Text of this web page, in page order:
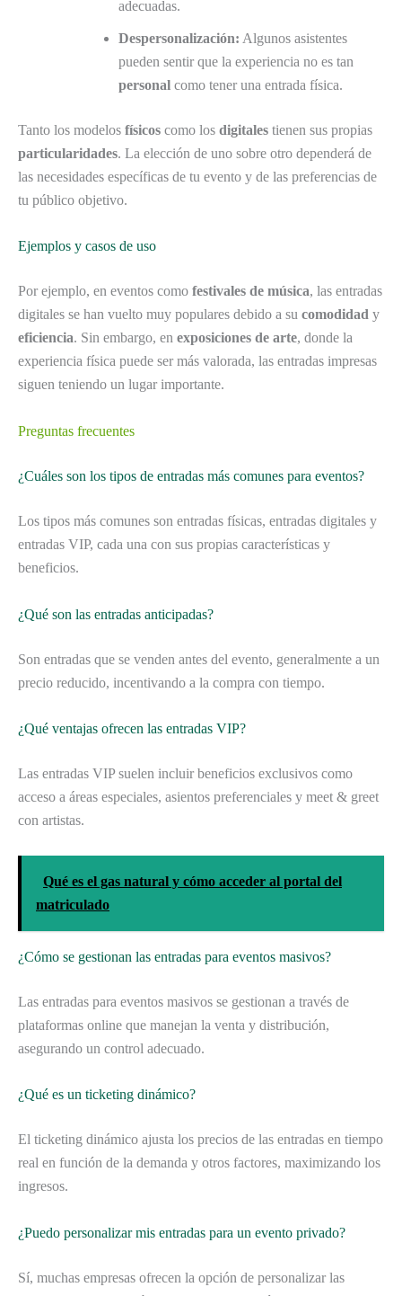
adecuadas.
Despersonalización: Algunos asistentes
pueden sentir que la experiencia no es tan
personal como tener una entrada física.
Tanto los modelos físicos como los digitales tienen sus propias
particularidades. La elección de uno sobre otro dependerá de
las necesidades específicas de tu evento y de las preferencias de
tu público objetivo.
Ejemplos y casos de uso
Por ejemplo, en eventos como festivales de música, las entradas
digitales se han vuelto muy populares debido a su comodidad y
eficiencia. Sin embargo, en exposiciones de arte, donde la
experiencia física puede ser más valorada, las entradas impresas
siguen teniendo un lugar importante.
Preguntas frecuentes
¿Cuáles son los tipos de entradas más comunes para eventos?
Los tipos más comunes son entradas físicas, entradas digitales y
entradas VIP, cada una con sus propias características y
beneficios.
¿Qué son las entradas anticipadas?
Son entradas que se venden antes del evento, generalmente a un
precio reducido, incentivando a la compra con tiempo.
¿Qué ventajas ofrecen las entradas VIP?
Las entradas VIP suelen incluir beneficios exclusivos como
acceso a áreas especiales, asientos preferenciales y meet & greet
con artistas.
Qué es el gas natural y cómo acceder al portal del
matriculado
¿Cómo se gestionan las entradas para eventos masivos?
Las entradas para eventos masivos se gestionan a través de
plataformas online que manejan la venta y distribución,
asegurando un control adecuado.
¿Qué es un ticketing dinámico?
El ticketing dinámico ajusta los precios de las entradas en tiempo
real en función de la demanda y otros factores, maximizando los
ingresos.
¿Puedo personalizar mis entradas para un evento privado?
Sí, muchas empresas ofrecen la opción de personalizar las